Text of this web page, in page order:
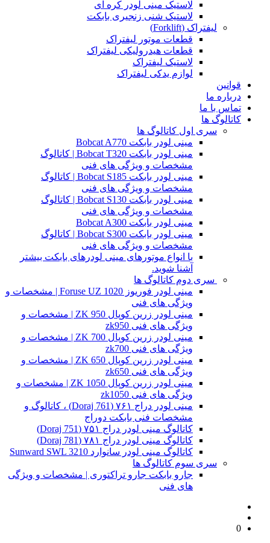
لاستیک مینی لودر کره ای
لاستیک شنی زنجیری بابکت
لیفتراک (Forklift)
قطعات موتور لیفتراک
قطعات هیدرولیکی لیفتراک
لاستیک لیفتراک
لوازم یدکی لیفتراک
قوانین
درباره ما
تماس با ما
کاتالوگ ها
سری اول کاتالوگ ها
مینی لودر بابکت Bobcat A770
مینی لودر بابکت Bobcat T320 | کاتالوگ
مشخصات و ویژگی های فنی
مینی لودر بابکت Bobcat S185 | کاتالوگ
مشخصات و ویژگی های فنی
مینی لودر بابکت Bobcat S130 | کاتالوگ
مشخصات و ویژگی های فنی
مینی لودر بابکت Bobcat A300
مینی لودر بابکت Bobcat S300 | کاتالوگ
مشخصات و ویژگی های فنی
با انواع موتورهای مینی لودرهای بابکت بیشتر
آشنا شوید.
سری دوم کاتالوگ ها
مینی لودر فوریوز Foruse UZ 1020 | مشخصات و
ویژگی های فنی
مینی لودر زرین کوپال ZK 950 | مشخصات و
ویژگی های فنی zk950
مینی لودر زرین کوپال ZK 700 | مشخصات و
ویژگی های فنی zk700
مینی لودر زرین کوپال ZK 650 | مشخصات و
ویژگی های فنی zk650
مینی لودر زرین کوپال ZK 1050 | مشخصات و
ویژگی های فنی zk1050
مینی لودر دراج ۷۶۱ (Doraj 761) ، کاتالوگ و
مشخصات فنی بابکت دوراج
کاتالوگ مینی لودر دراج ۷۵۱ (Doraj 751)
کاتالوگ مینی لودر دراج ۷۸۱ (Doraj 781)
کاتالوگ مینی لودر سانوارد Sunward SWL 3210
سری سوم کاتالوگ ها
جارو بابکت جارو تراکتوری | مشخصات و ویژگی
های فنی
0